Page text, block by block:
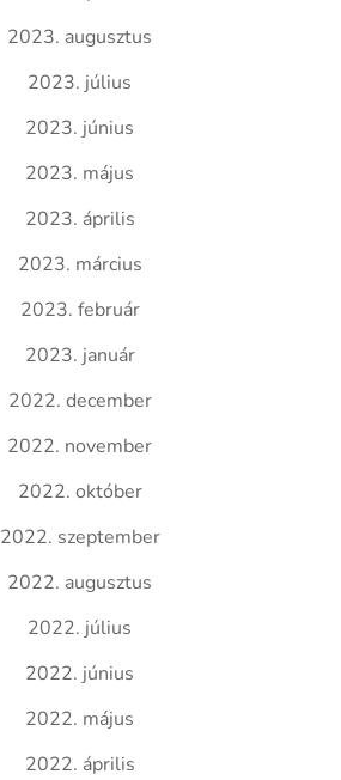
2023. augusztus
2023. július
2023. június
2023. május
2023. április
2023. március
2023. február
2023. január
2022. december
2022. november
2022. október
2022. szeptember
2022. augusztus
2022. július
2022. június
2022. május
2022. április